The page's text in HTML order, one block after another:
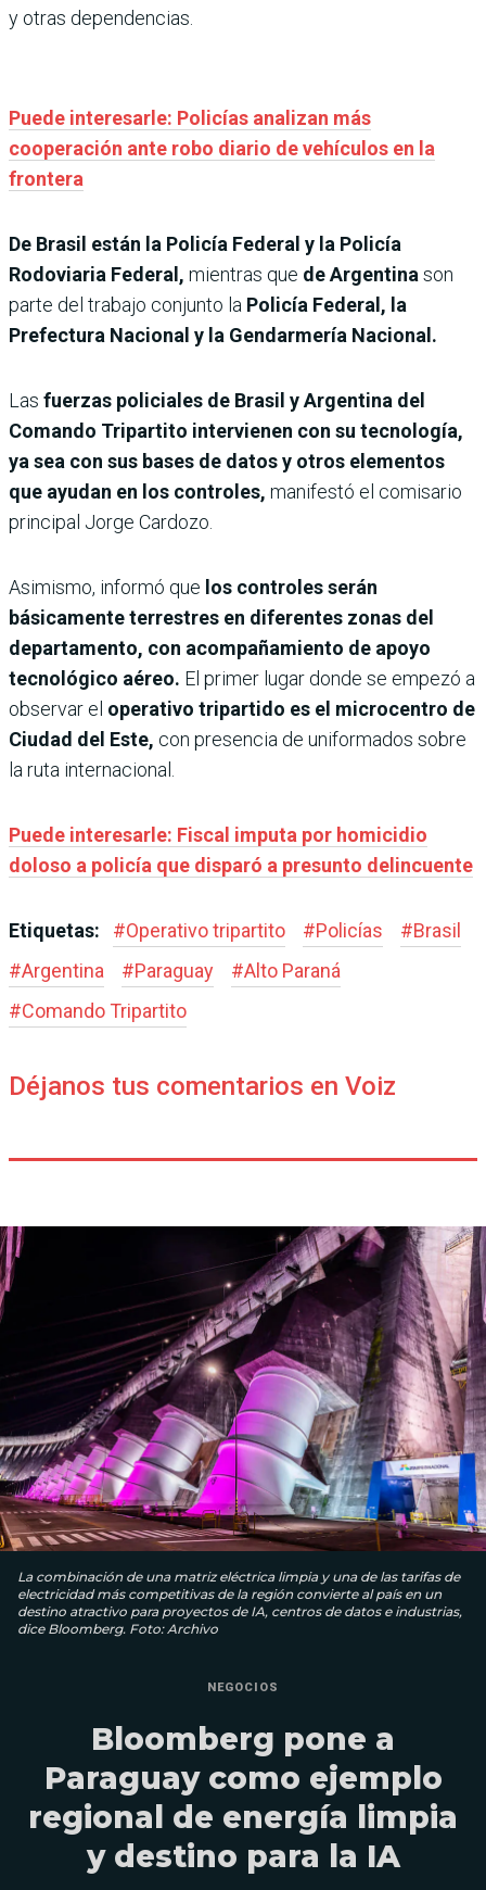
y otras dependencias.
Puede interesarle: Policías analizan más
cooperación ante robo diario de vehículos en la
frontera
De Brasil están la Policía Federal y la Policía
Rodoviaria Federal, mientras que de Argentina son
parte del trabajo conjunto la Policía Federal, la
Prefectura Nacional y la Gendarmería Nacional.
Las fuerzas policiales de Brasil y Argentina del
Comando Tripartito intervienen con su tecnología,
ya sea con sus bases de datos y otros elementos
que ayudan en los controles, manifestó el comisario
principal Jorge Cardozo.
Asimismo, informó que los controles serán
básicamente terrestres en diferentes zonas del
departamento, con acompañamiento de apoyo
tecnológico aéreo. El primer lugar donde se empezó a
observar el operativo tripartido es el microcentro de
Ciudad del Este, con presencia de uniformados sobre
la ruta internacional.
Puede interesarle: Fiscal imputa por homicidio
doloso a policía que disparó a presunto delincuente
Etiquetas: #Operativo tripartito #Policías #Brasil
#Argentina #Paraguay #Alto Paraná
#Comando Tripartito
Déjanos tus comentarios en Voiz
La combinación de una matriz eléctrica limpia y una de las tarifas de
electricidad más competitivas de la región convierte al país en un
destino atractivo para proyectos de IA, centros de datos e industrias,
dice Bloomberg. Foto: Archivo
NEGOCIOS
Bloomberg pone a
Paraguay como ejemplo
regional de energía limpia
y destino para la IA